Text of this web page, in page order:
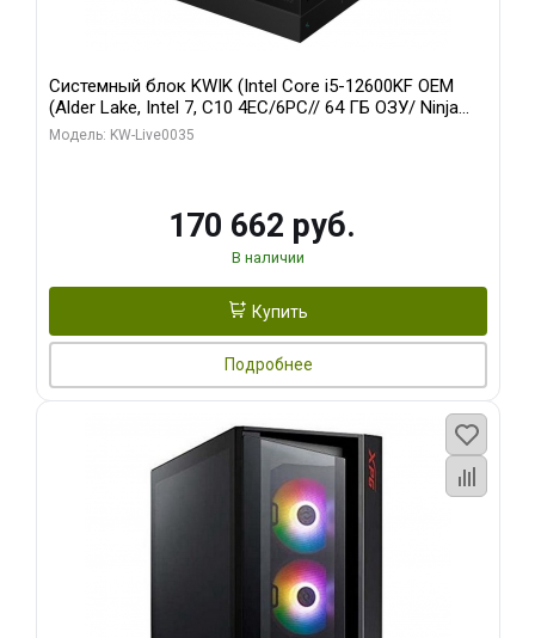
Системный блок KWIK (Intel Core i5-12600KF OEM
(Alder Lake, Intel 7, C10 4EC/6PC// 64 ГБ ОЗУ/ Ninja
Sinotex GTX1650 4GB 128bit GDDR6 DVI DP HDMI 2/
Модель: KW-Live0035
170 662 руб.
В наличии
Купить
Подробнее